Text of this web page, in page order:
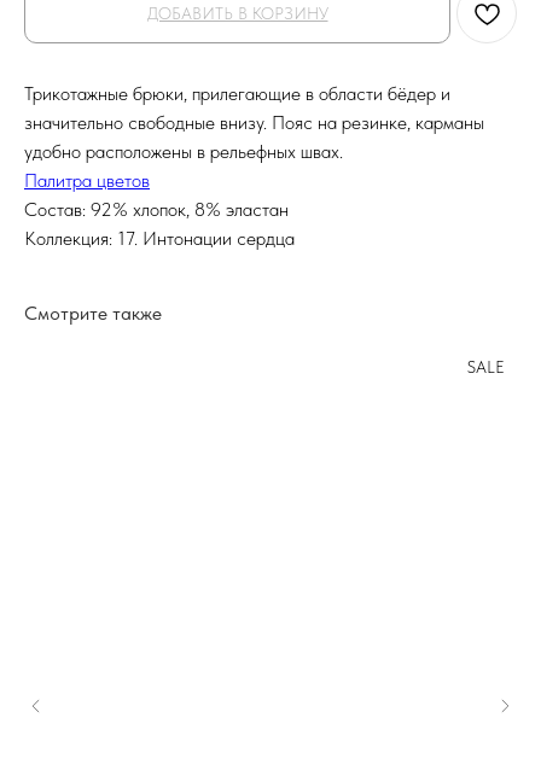
ДОБАВИТЬ В КОРЗИНУ
Трикотажные брюки, прилегающие в области бёдер и
значительно свободные внизу. Пояс на резинке, карманы
удобно расположены в рельефных швах.
Палитра цветов
Состав: 92% хлопок, 8% эластан
Коллекция: 17. Интонации сердца
Смотрите также
SALE